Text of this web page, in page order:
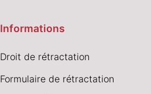
Informations
Droit de rétractation
Formulaire de rétractation